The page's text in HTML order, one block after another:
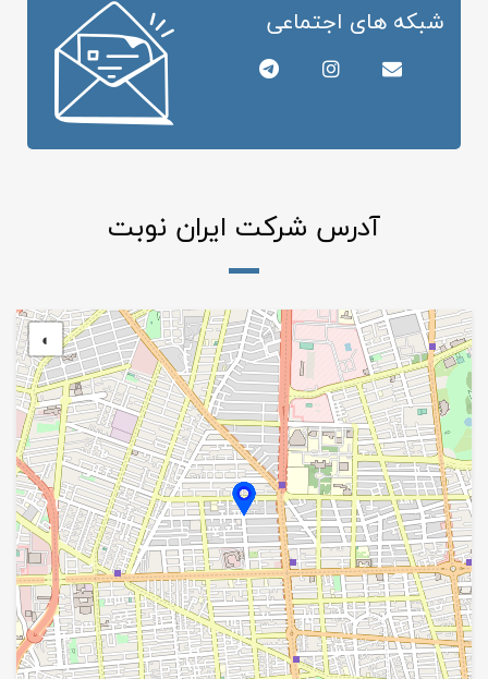
شبکه های اجتماعی
آدرس شرکت ایران نوبت
◐